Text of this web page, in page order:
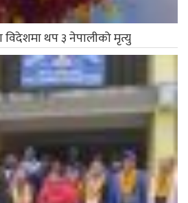
थप ३ नेपालीको मृत्यु